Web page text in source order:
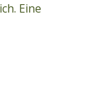
Eine